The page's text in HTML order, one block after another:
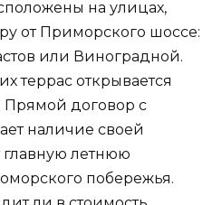
на улицах,
от Приморского шоссе:
или Виноградной.
террас открывается
Прямой договор с
наличие своей
главную летнюю
побережья.